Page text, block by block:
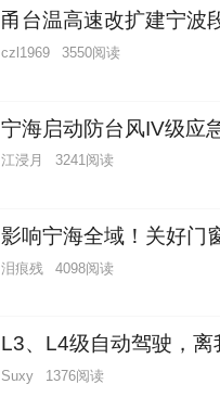
甬台温高速改扩建宁波
czl1969 3550阅读
宁海启动防台风IV级应
江浸月 3241阅读
影响宁海全域！关好门
泪痕残 4098阅读
L3、L4级自动驾驶，离
Suxy 1376阅读